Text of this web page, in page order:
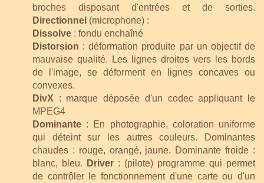
broches disposant d'entrées et de sorties.
Directionnel (microphone) :
Dissolve : fondu enchaîné
Distorsion : déformation produite par un objectif de
mauvaise qualité. Les lignes droites vers les bords
de l'image, se déforment en lignes concaves ou
convexes.
DivX : marque déposée d'un codec appliquant le
MPEG4
Dominante : En photographie, coloration uniforme
qui déteint sur les autres couleurs. Dominantes
chaudes : rouge, orangé, jaune. Dominante froide :
blanc, bleu.
Driver : (pilote) programme qui permet
de contrôler le fonctionnement d'une carte ou d'un